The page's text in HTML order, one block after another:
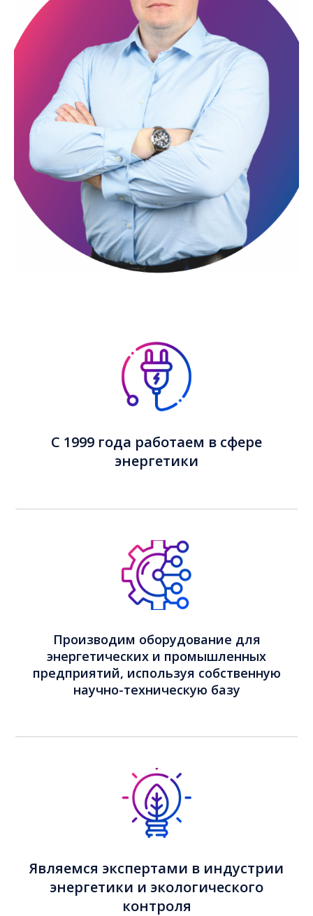
С 1999 года работаем в сфере
энергетики
Производим оборудование для
энергетических и промышленных
предприятий, используя собственную
научно-техническую базу
Являемся экспертами в индустрии
энергетики и экологического
контроля